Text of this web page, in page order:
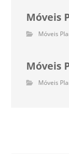
Móveis
Móveis
Móveis
Móveis